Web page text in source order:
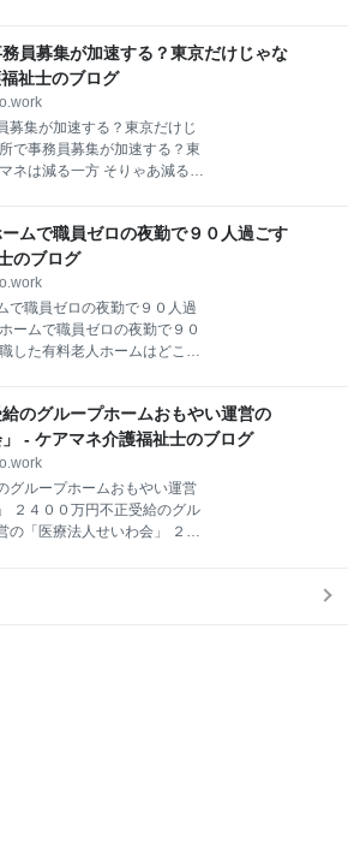
く力を育む「子ども第三の居
国で進めている。関東地方の
ングル家庭、障害のある親子
人介護職員って… 【公式】ケ
護福祉士のパート合格自体は
のその先を見て考えよう…
祉士の日常 ココからはブログ
省は11日、人材の確保が大き
祉士の国家試験のルールを
や仕組みなど具体像を描いた
とめた。来年度に実施する国
計13ある科目を大きく3つ
員募集が加速する？東京だけじゃな
祉士のブログ
募集が加速する？東京だけじ
で事務員募集が加速する？東
ネは減る一方 そりゃあ減る
公式】ケアマネ介護福祉士的
くれ… 【公式】ケアマネ介護
アマネは狭き門だったけど…
祉士の日常… ココからはブロ
では都内に勤務するケアマネ
度をピークに横ばいで推移し
京都は、今年度より事業所が
料の４分の３補助と、居宅介
員雇用経費を各事業所１人
ムで職員ゼロの夜勤で９０人過ごす
のブログ
で職員ゼロの夜勤で９０人過
ームで職員ゼロの夜勤で９０
した有料老人ホームはどこ？
円の所を終の棲家… 【公式】
めちゃめちゃ増えてくるよ
こも似たような状況… 【公
的に最近はお金じゃなくて働
ココからはブログのお知らせ
タッフが辞めた” 番組に情報
地を取材すると、駐車場には
のグループホームおもやい運営の
」 - ケアマネ介護福祉士のブログ
グループホームおもやい運営
２４００万円不正受給のグル
の「医療法人せいわ会」 ２４
式】ケアマネ介護福祉士的に